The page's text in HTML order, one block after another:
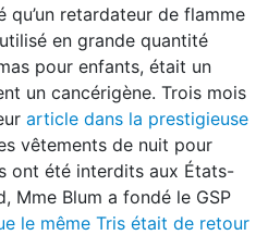
qu’un retardateur de flamme
en grande quantité
pour enfants, était un
un cancérigène. Trois mois
article dans la prestigieuse
vêtements de nuit pour
ont été interdits aux États-
Mme Blum a fondé le GSP
le même Tris était de retour